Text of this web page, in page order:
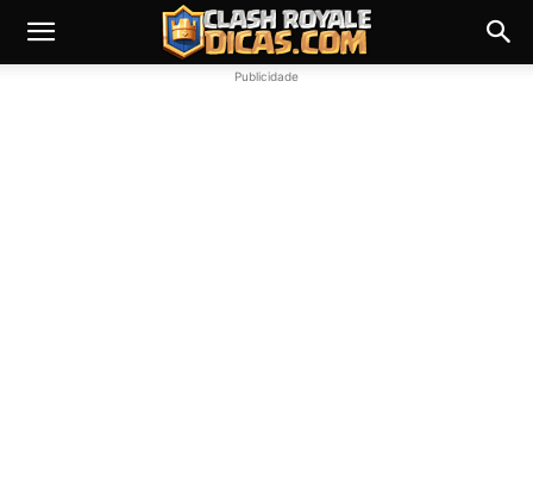
Publicidade